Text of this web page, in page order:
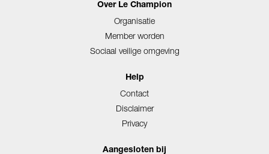
Over Le Champion
Organisatie
Member worden
Sociaal veilige omgeving
Help
Contact
Disclaimer
Privacy
Aangesloten bij